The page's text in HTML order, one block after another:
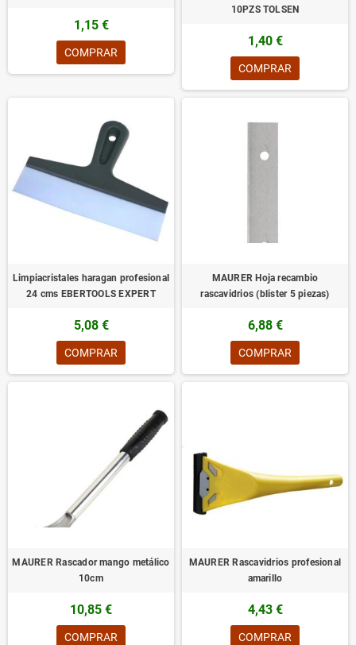
1,15 €
COMPRAR
10PZS TOLSEN
1,40 €
COMPRAR
Limpiacristales haragan profesional
24 cms EBERTOOLS EXPERT
5,08 €
COMPRAR
MAURER Hoja recambio
rascavidrios (blister 5 piezas)
6,88 €
COMPRAR
MAURER Rascador mango metálico
10cm
10,85 €
COMPRAR
MAURER Rascavidrios profesional
amarillo
4,43 €
COMPRAR